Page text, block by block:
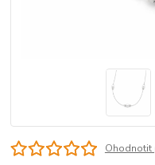
Ohodnotit